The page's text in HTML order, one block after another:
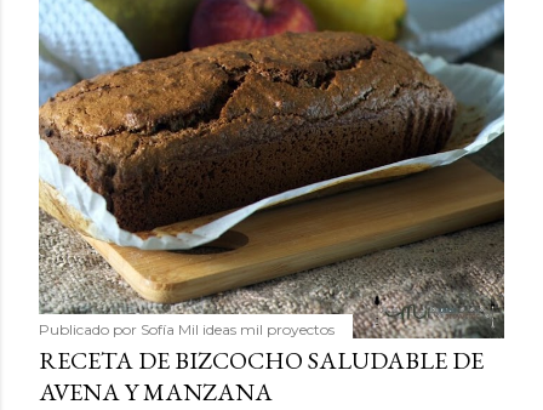
Publicado por Sofía Mil ideas mil proyectos
RECETA DE BIZCOCHO SALUDABLE DE
AVENA Y MANZANA